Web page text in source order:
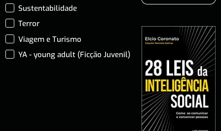
Sustentabilidade
Terror
Viagem e Turismo
YA - young adult (Ficção Juvenil)